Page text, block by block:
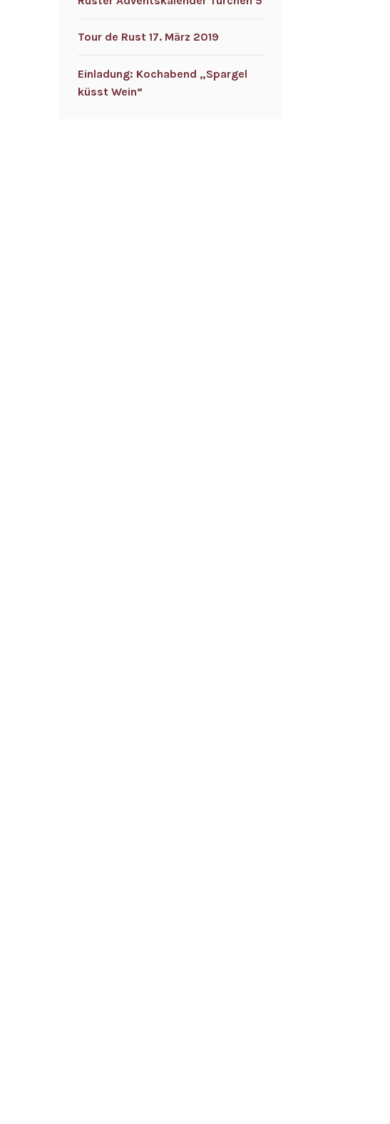
Tour de Rust 17. März 2019
Einladung: Kochabend „Spargel
küsst Wein“